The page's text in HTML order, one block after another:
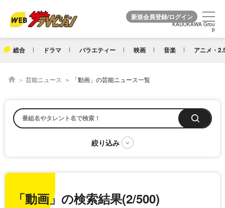
KADOKAWA Grou
p
総合 ドラマ バラエティー 映画 音楽 アニメ・
KADOKAWA Grou
p
芸能ニュース 「動画」の芸能ニュース一覧
「動画」の検索結果(2/500)